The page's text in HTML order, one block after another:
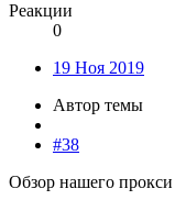
Реакции
0
19 Ноя 2019
Автор темы
#38
Обзор нашего прокси